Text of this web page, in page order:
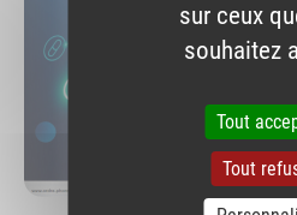
sur ceux
souhaitez
Tout
Tout